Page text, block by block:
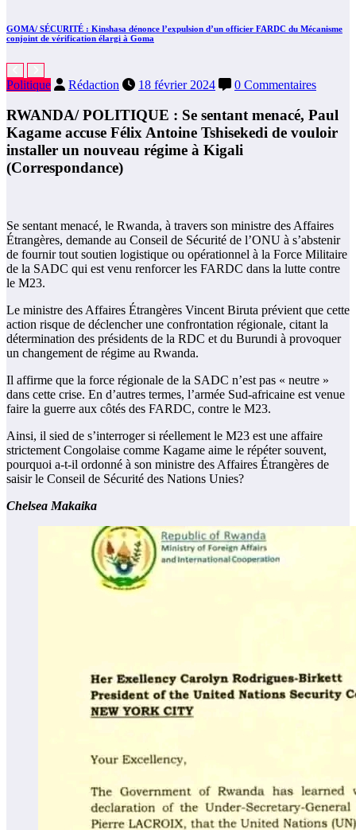
GOMA/ SÉCURITÉ : Kinshasa dénonce l’expulsion d’un officier FARDC du Mécanisme
conjoint de vérification élargi à Goma
Politique Rédaction 18 février 2024 0 Commentaires
RWANDA/ POLITIQUE : Se sentant menacé, Paul
Kagame accuse Félix Antoine Tshisekedi de vouloir
installer un nouveau régime à Kigali
(Correspondance)
Se sentant menacé, le Rwanda, à travers son ministre des Affaires
Étrangères, demande au Conseil de Sécurité de l’ONU à s’abstenir
de fournir tout soutien logistique ou opérationnel à la Force Militaire
de la SADC qui est venu renforcer les FARDC dans la lutte contre
le M23.
Le ministre des Affaires Étrangères Vincent Biruta prévient que cette
action risque de déclencher une confrontation régionale, citant la
détermination des présidents de la RDC et du Burundi à provoquer
un changement de régime au Rwanda.
Il affirme que la force régionale de la SADC n’est pas « neutre »
dans cette crise. En d’autres termes, l’armée Sud-africaine est venue
faire la guerre aux côtés des FARDC, contre le M23.
Ainsi, il sied de s’interroger si réellement le M23 est une affaire
strictement Congolaise comme Kagame aime le répéter souvent,
pourquoi a-t-il ordonné à son ministre des Affaires Étrangères de
saisir le Conseil de Sécurité des Nations Unies?
Chelsea Makaika